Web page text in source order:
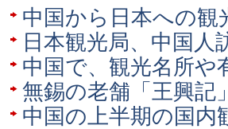
中国から日本への
日本観光局、中国
中国で、観光名所や
無錫の老舗「王興記
中国の上半期の国内